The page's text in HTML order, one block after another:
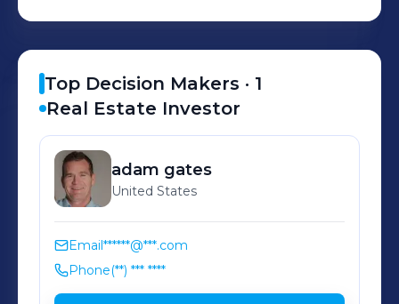
Top Decision Makers · 1
Real Estate Investor
adam gates
United States
Email******@***.com
Phone(**) *** ****